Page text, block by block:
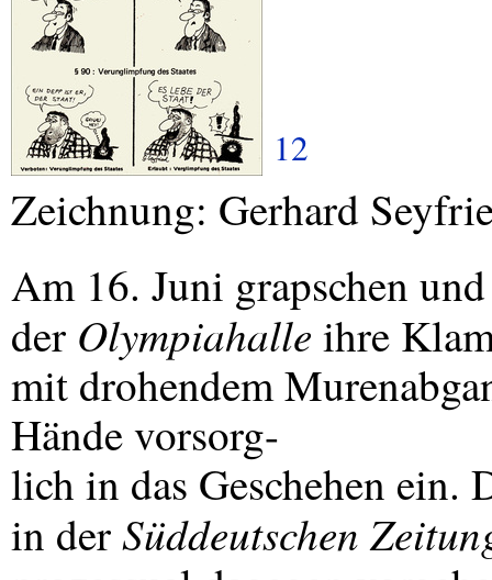
12
Zeichnung: Gerhard
Am 16. Juni grapschen
der Olympiahalle ihre
mit drohendem
Hände vorsorg-
lich in das Geschehen ein.
in derSüddeutschen